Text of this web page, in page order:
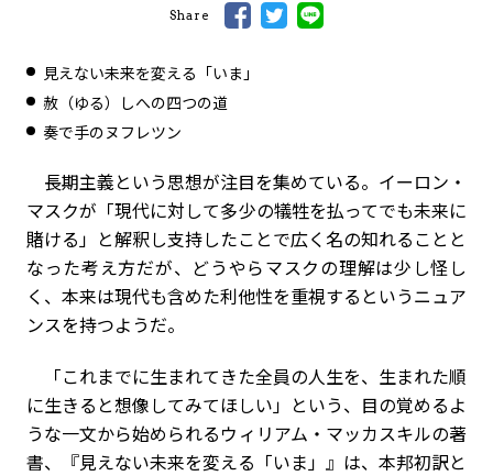
Share
見えない未来を変える「いま」
赦（ゆる）しへの四つの道
奏で手のヌフレツン
長期主義という思想が注目を集めている。イーロン・
マスクが「現代に対して多少の犠牲を払ってでも未来に
賭ける」と解釈し支持したことで広く名の知れることと
なった考え方だが、どうやらマスクの理解は少し怪し
く、本来は現代も含めた利他性を重視するというニュア
ンスを持つようだ。
「これまでに生まれてきた全員の人生を、生まれた順
に生きると想像してみてほしい」という、目の覚めるよ
うな一文から始められるウィリアム・マッカスキルの著
書、『見えない未来を変える「いま」』は、本邦初訳と